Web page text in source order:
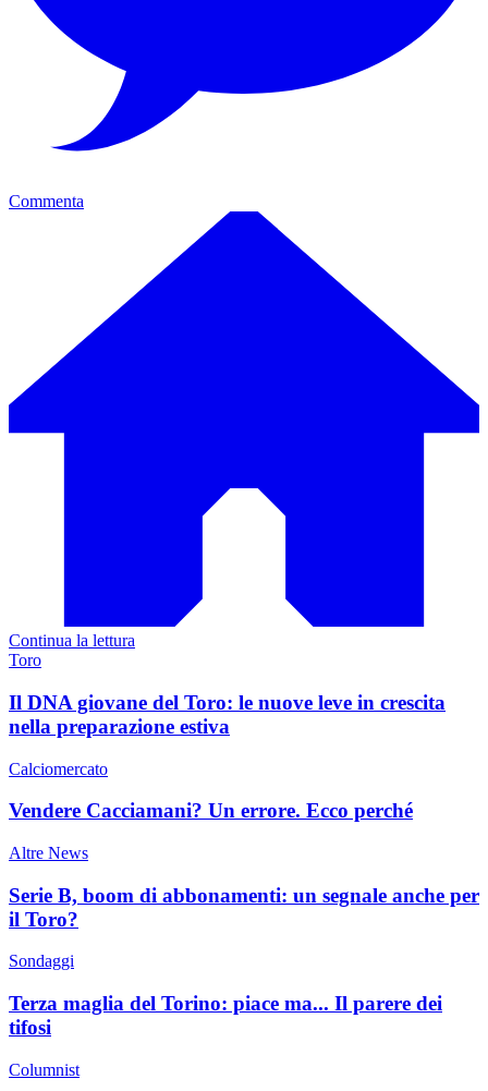
Commenta
Continua la lettura
Toro
Il DNA giovane del Toro: le nuove leve in crescita
nella preparazione estiva
Calciomercato
Vendere Cacciamani? Un errore. Ecco perché
Altre News
Serie B, boom di abbonamenti: un segnale anche per
il Toro?
Sondaggi
Terza maglia del Torino: piace ma... Il parere dei
tifosi
Columnist